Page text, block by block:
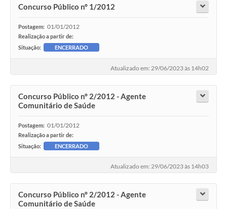
Concurso Público nº 1/2012
Postagem: 01/01/2012
Realização a partir de:
Situação:
ENCERRADO
Atualizado em: 29/06/2023 às 14h02
Concurso Público nº 2/2012 - Agente
Comunitário de Saúde
Postagem: 01/01/2012
Realização a partir de:
Situação:
ENCERRADO
Atualizado em: 29/06/2023 às 14h03
Concurso Público nº 2/2012 - Agente
Comunitário de Saúde